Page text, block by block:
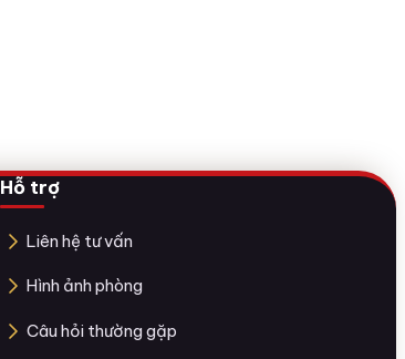
Hỗ trợ
Liên hệ tư vấn
Hình ảnh phòng
Câu hỏi thường gặp